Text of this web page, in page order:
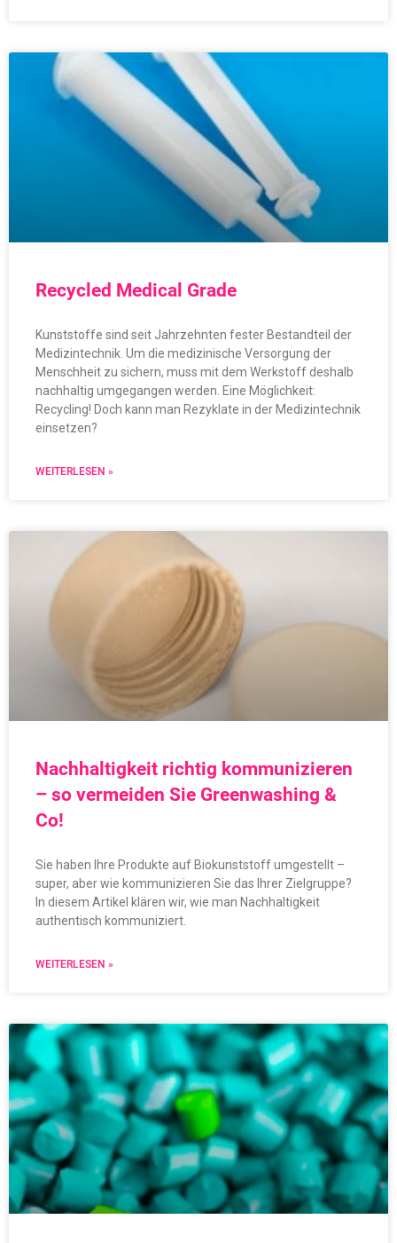
Recycled Medical Grade
Kunststoffe sind seit Jahrzehnten fester Bestandteil der
Medizintechnik. Um die medizinische Versorgung der
Menschheit zu sichern, muss mit dem Werkstoff deshalb
nachhaltig umgegangen werden. Eine Möglichkeit:
Recycling! Doch kann man Rezyklate in der Medizintechnik
einsetzen?
WEITERLESEN »
Nachhaltigkeit richtig kommunizieren
– so vermeiden Sie Greenwashing &
Co!
Sie haben Ihre Produkte auf Biokunststoff umgestellt –
super, aber wie kommunizieren Sie das Ihrer Zielgruppe?
In diesem Artikel klären wir, wie man Nachhaltigkeit
authentisch kommuniziert.
WEITERLESEN »